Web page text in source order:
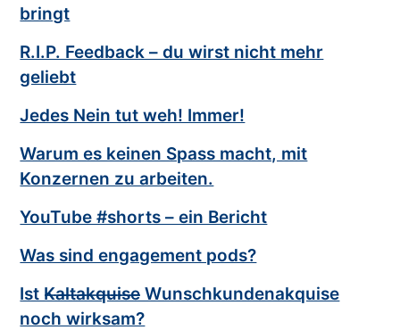
bringt
R.I.P. Feedback – du wirst nicht mehr
geliebt
Jedes Nein tut weh! Immer!
Warum es keinen Spass macht, mit
Konzernen zu arbeiten.
YouTube #shorts – ein Bericht
Was sind engagement pods?
Ist K̶a̶l̶t̶a̶k̶q̶u̶i̶s̶e̶ Wunschkundenakquise
noch wirksam?